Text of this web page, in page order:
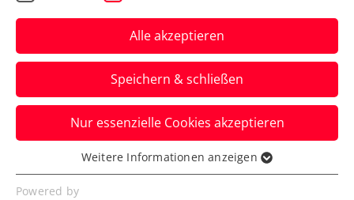
News filtern
Alle akzeptieren
Speichern & schließen
Nur essenzielle Cookies akzeptieren
Essenziell
Essenzielle Cookies werden für grundlegende
Weitere Informationen anzeigen
Powered by